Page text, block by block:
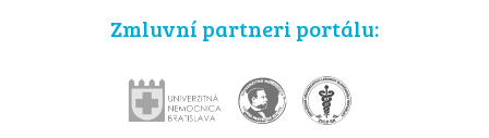
Zmluvní partneri portálu: